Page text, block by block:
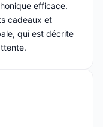
efficace.
cadeaux et
qui est décrite